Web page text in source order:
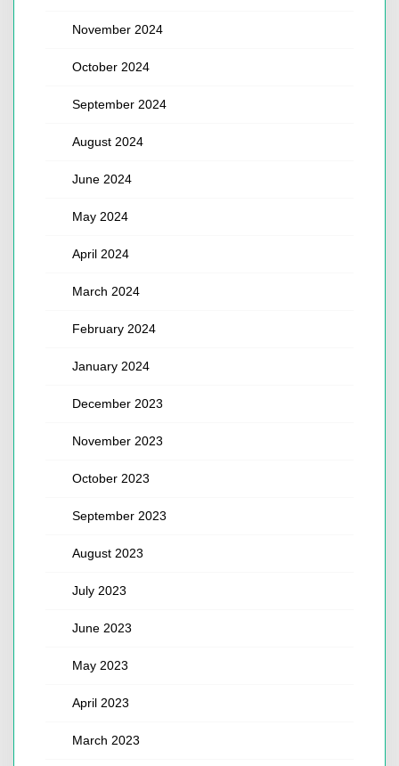
November 2024
October 2024
September 2024
August 2024
June 2024
May 2024
April 2024
March 2024
February 2024
January 2024
December 2023
November 2023
October 2023
September 2023
August 2023
July 2023
June 2023
May 2023
April 2023
March 2023